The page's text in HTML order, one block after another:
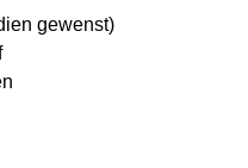
gewenst)